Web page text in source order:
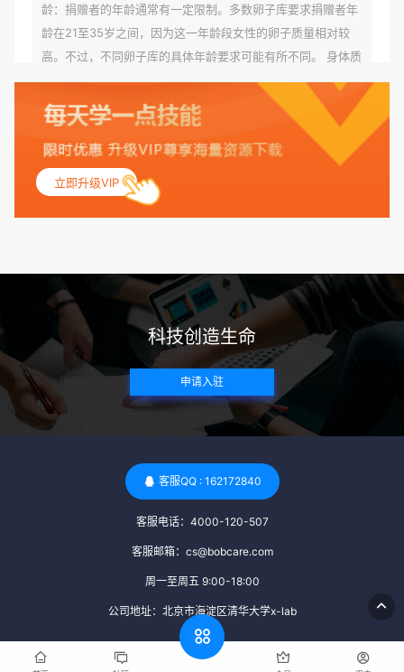
龄：捐赠者的年龄通常有一定限制。多数卵子库要求捐赠者年
龄在21至35岁之间，因为这一年龄段女性的卵子质量相对较
高。不过，不同卵子库的具体年龄要求可能有所不同。 身体质
量指数（BMI）：捐赠者的BMI通常需要在正常范围内，以确
保其身体健康状况良好。过高的BMI可能与多种健康问题相关
联，包括不孕症和妊娠并发症。 生殖健康：捐赠者需要有规律
的月经期，无生殖障碍或异常问题。此外，还需要进行详细的
妇科检查，以确保其生殖系统的健康。 遗传病史与家族病史：
捐赠者及其家庭成员需要无严重的遗传病史、精神病史和传染
病史。这通常需要通过基因检测、家族史调查和医疗记录审查
带任何可传染给受卵者的病原体。 药物与生活习惯：捐赠者需
要是非尼古丁使用者、非吸烟者、非吸毒者，并且未使用可能
影响卵子质量的药物，如某些精神药物和避孕植入物。 学历与
心理标准 学历要求：部分卵子库对捐赠者的学历有一定要求，
但这并非普遍标准。一些卵子库可能更倾向于选择受过高等教
育的女性作为捐赠者，但这并不是绝对的筛选条件。 心理状态
评估：捐赠者需要进行心理状态评估，以确定其对捐赠过程的
于确保捐赠者在捐赠过程中保持积极的心态，并理解其捐赠行
为的意义。 其他标准 责任心与沟通能力：由于捐卵过程的时
间不确定性，捐赠者需要有责任心，善于沟通，并尊重预约和
时间表。这有助于确保捐赠周期的顺利进行，并保障受卵者的
明等材料，并接受卵子库的全面审查和评估。 综上所述，卵子
库中的捐赠者筛选过程涉及多个方面，包括健康、学历、心理
和其他标准。这些标准旨在确保捐赠者的身体健康状况良好，
立即升级VIP
科技创造生命
申请入驻
客服QQ : 162172840
客服电话：4000-120-507
客服邮箱：cs@bobcare.com
周一至周五 9:00-18:00
公司地址：北京市海淀区清华大学x-lab